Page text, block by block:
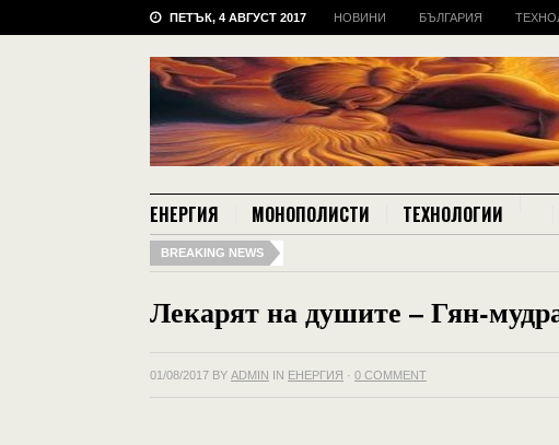
ПЕТЪК, 4 АВГУСТ 2017 НОВИНИ БЪЛГАРИЯ
ЕНЕРГИЯ МОНОПОЛИСТИ ТЕХНОЛОГИИ
BREAKING NEWS
Лекарят на душите – Гян-
01/08/2017 BY ADMIN IN ЕНЕРГИЯ · 0 COMMENT